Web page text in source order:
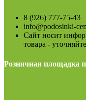
8 (926) 777-75-43
info@podosinki-
Сайт носит
товара -
Розничная площадка